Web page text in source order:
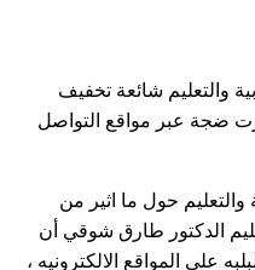
والتعليم شائعة تخفيف
ضجة عبر مواقع التواصل
حول ما اثير من
الدكتور طارق شوقي أن
علي المواقع الالكترونيه ،